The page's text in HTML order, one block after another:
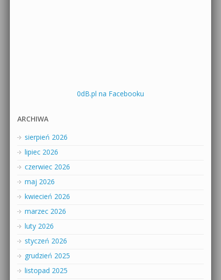
0dB.pl na Facebooku
ARCHIWA
sierpień 2026
lipiec 2026
czerwiec 2026
maj 2026
kwiecień 2026
marzec 2026
luty 2026
styczeń 2026
grudzień 2025
listopad 2025